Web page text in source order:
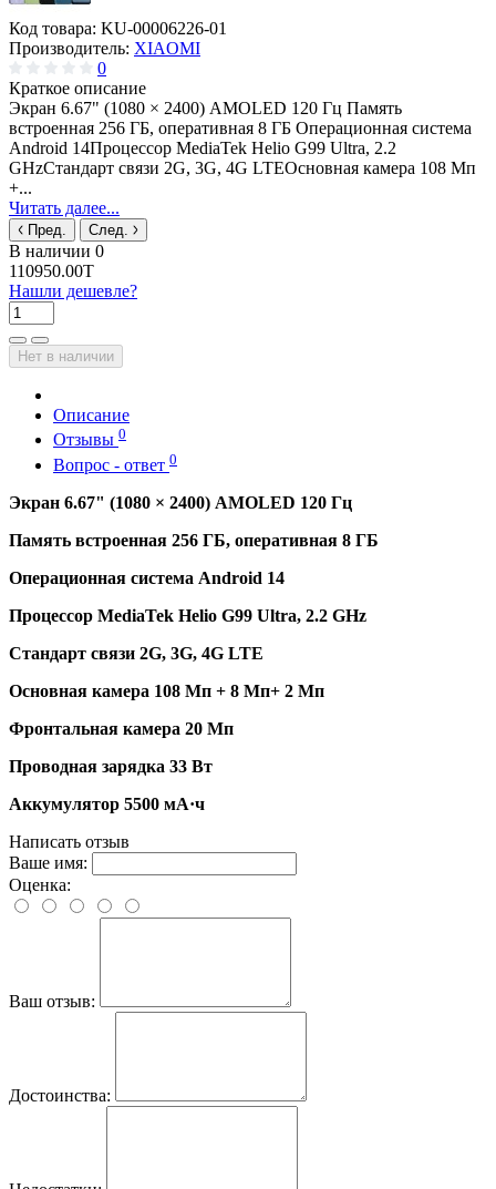
Код товара: KU-00006226-01
Производитель: XIAOMI
0
Краткое описание
Экран 6.67" (1080 × 2400) AMOLED 120 Гц Память
встроенная 256 ГБ, оперативная 8 ГБ Операционная система
Android 14Процессор MediaTek Helio G99 Ultra, 2.2
GHzСтандарт связи 2G, 3G, 4G LTEОсновная камера 108 Мп
+...
Читать далее...
Пред. След.
В наличии 0
110950.00T
Нашли дешевле?
Нет в наличии
Описание
Отзывы 0
Вопрос - ответ 0
Экран 6.67" (1080 × 2400) AMOLED 120 Гц
Память встроенная 256 ГБ, оперативная 8 ГБ
Операционная система Android 14
Процессор MediaTek Helio G99 Ultra, 2.2 GHz
Стандарт связи 2G, 3G, 4G LTE
Основная камера 108 Мп + 8 Мп+ 2 Мп
Фронтальная камера 20 Мп
Проводная зарядка 33 Вт
Аккумулятор 5500 мА·ч
Написать отзыв
Ваше имя:
Оценка:
Ваш отзыв:
Достоинства: